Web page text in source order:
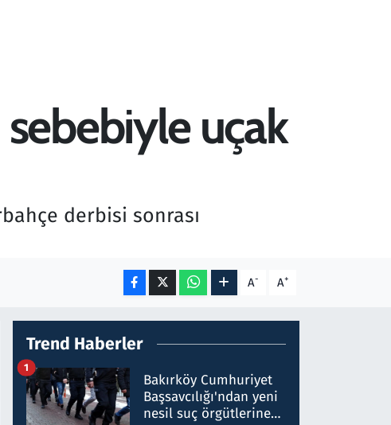
uçak
derbisi sonrası
A- A+
Trend Haberler
Bakırköy Cumhuriyet
Başsavcılığı'ndan yeni
nesil suç örgütlerine
1